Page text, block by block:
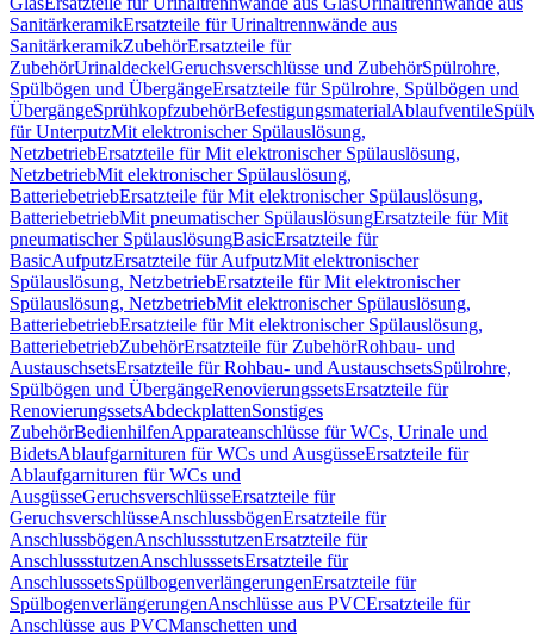
SanitärkeramikErsatzteile für Urinaltrennwände aus
SanitärkeramikZubehörErsatzteile für
ZubehörUrinaldeckelGeruchsverschlüsse und ZubehörSpülrohre,
Spülbögen und ÜbergängeErsatzteile für Spülrohre, Spülbögen und
ÜbergängeSprühkopfzubehörBefestigungsmaterialAblaufventile
für UnterputzMit elektronischer Spülauslösung,
NetzbetriebErsatzteile für Mit elektronischer Spülauslösung,
NetzbetriebMit elektronischer Spülauslösung,
BatteriebetriebErsatzteile für Mit elektronischer Spülauslösung,
BatteriebetriebMit pneumatischer SpülauslösungErsatzteile für Mit
pneumatischer SpülauslösungBasicErsatzteile für
BasicAufputzErsatzteile für AufputzMit elektronischer
Spülauslösung, NetzbetriebErsatzteile für Mit elektronischer
Spülauslösung, NetzbetriebMit elektronischer Spülauslösung,
BatteriebetriebErsatzteile für Mit elektronischer Spülauslösung,
BatteriebetriebZubehörErsatzteile für ZubehörRohbau- und
AustauschsetsErsatzteile für Rohbau- und AustauschsetsSpülrohre,
Spülbögen und ÜbergängeRenovierungssetsErsatzteile für
RenovierungssetsAbdeckplattenSonstiges
ZubehörBedienhilfenApparateanschlüsse für WCs, Urinale und
BidetsAblaufgarnituren für WCs und AusgüsseErsatzteile für
Ablaufgarnituren für WCs und
AusgüsseGeruchsverschlüsseErsatzteile für
GeruchsverschlüsseAnschlussbögenErsatzteile für
AnschlussbögenAnschlussstutzenErsatzteile für
AnschlussstutzenAnschlusssetsErsatzteile für
AnschlusssetsSpülbogenverlängerungenErsatzteile für
SpülbogenverlängerungenAnschlüsse aus PVCErsatzteile für
Anschlüsse aus PVCManschetten und